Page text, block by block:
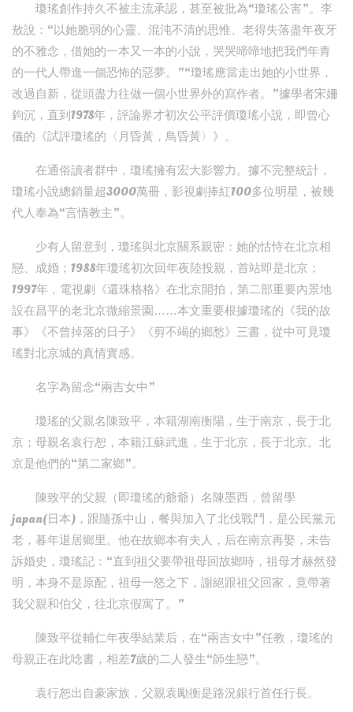
瓊瑤創作持久不被主流承認，甚至被批為“瓊瑤公害”。李
敖說：“以她脆弱的心靈、混沌不清的思惟、老得失落盡年夜牙
的不雅念，借她的一本又一本的小說，哭哭啼啼地把我們年青
的一代人帶進一個恐怖的惡夢。”“瓊瑤應當走出她的小世界，
改過自新，從頭盡力往做一個小世界外的寫作者。”據學者宋姍
鉤沉，直到1978年，評論界才初次公平評價瓊瑤小說，即曾心
儀的《試評瓊瑤的〈月昏黃，鳥昏黃〉》。
在通俗讀者群中，瓊瑤擁有宏大影響力。據不完整統計，
瓊瑤小說總銷量超3000萬冊，影視劇捧紅100多位明星，被幾
代人奉為“言情教主”。
少有人留意到，瓊瑤與北京關系親密：她的怙恃在北京相
戀、成婚；1988年瓊瑤初次回年夜陸投親，首站即是北京；
1997年，電視劇《還珠格格》在北京開拍，第二部重要內景地
設在昌平的老北京微縮景園……本文重要根據瓊瑤的《我的故
事》《不曾掉落的日子》《剪不竭的鄉愁》三書，從中可見瓊
瑤對北京城的真情實感。
名字為留念“兩吉女中”
瓊瑤的父親名陳致平，本籍湖南衡陽，生于南京，長于北
京；母親名袁行恕，本籍江蘇武進，生于北京，長于北京。北
京是他們的“第二家鄉”。
陳致平的父親（即瓊瑤的爺爺）名陳墨西，曾留學
japan(日本)，跟隨孫中山，餐與加入了北伐戰鬥，是公民黨元
老，暮年退居鄉里。他在故鄉本有夫人，后在南京再娶，未告
訴婚史，瓊瑤記：“直到祖父要帶祖母回故鄉時，祖母才赫然發
明，本身不是原配，祖母一怒之下，謝絕跟祖父回家，竟帶著
我父親和伯父，往北京假寓了。”
陳致平從輔仁年夜學結業后，在“兩吉女中”任教，瓊瑤的
母親正在此唸書，相差7歲的二人發生“師生戀”。
袁行恕出自豪家族，父親袁勵衡是路況銀行首任行長。